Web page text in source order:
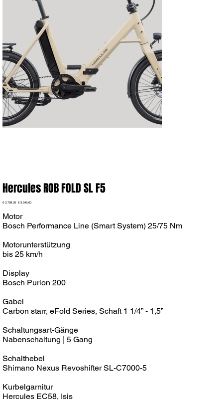
Hercules ROB FOLD SL F5
Ursprünglicher
€ 3.799,00 Angebotspreis
€ 3.549,00
Motor
Bosch Performance Line (Smart System) 25/75 Nm
Motorunterstützung
bis 25 km/h
Display
Bosch Purion 200
Gabel
Carbon starr, eFold Series, Schaft 1 1/4” - 1,5”
Schaltungsart-Gänge
Nabenschaltung | 5 Gang
Schalthebel
Shimano Nexus Revoshifter SL-C7000-5
Kurbelgarnitur
Hercules EC58, Isis